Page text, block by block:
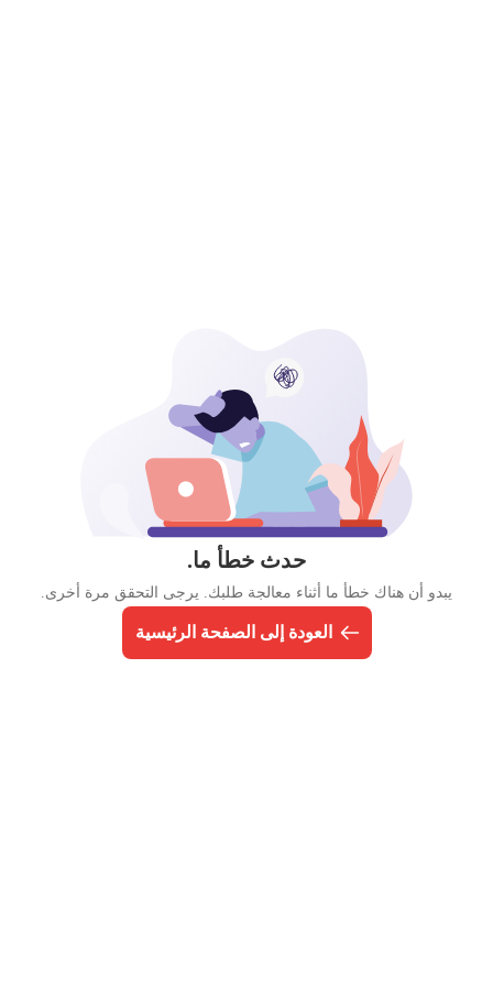
حدث خطأ ما.
يبدو أن هناك خطأ ما أثناء معالجة طلبك. يرجى التحقق مرة أخرى.
العودة إلى الصفحة الرئيسية